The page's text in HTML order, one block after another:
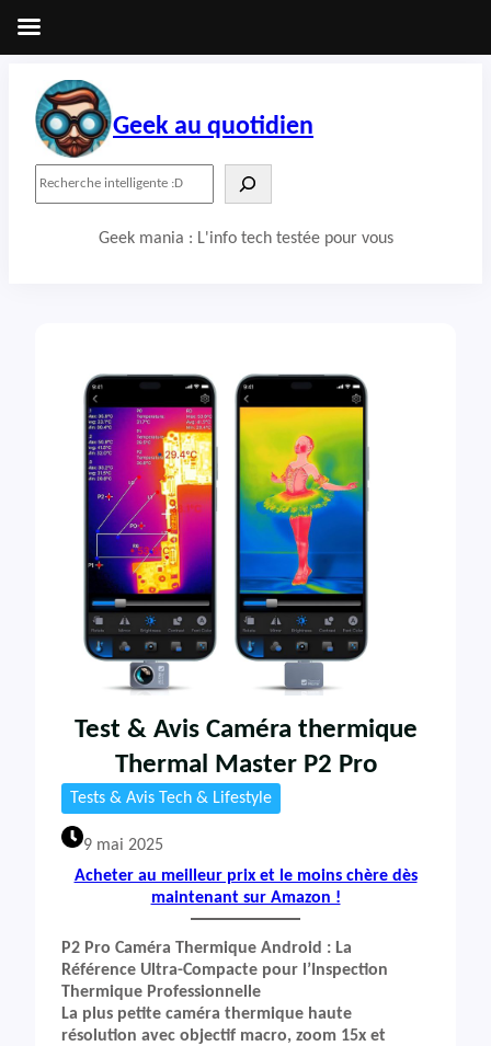
contenu
Geek au quotidien
Geek mania : L'info tech testée pour vous
Test & Avis Caméra thermique
Thermal Master P2 Pro
Tests & Avis Tech & Lifestyle
9 mai 2025
Acheter au meilleur prix et le moins chère dès
maintenant sur Amazon !
P2 Pro Caméra Thermique Android : La
Référence Ultra-Compacte pour l’Inspection
Thermique Professionnelle
La plus petite caméra thermique haute
résolution avec objectif macro, zoom 15x et